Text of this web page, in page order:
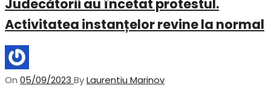
Judecătorii au încetat protestul.
Activitatea instanțelor revine la normal
On 05/09/2023 ByLaurentiu Marinov